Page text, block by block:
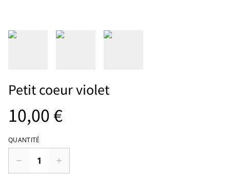
Petit coeur violet
10,00 €
QUANTITÉ